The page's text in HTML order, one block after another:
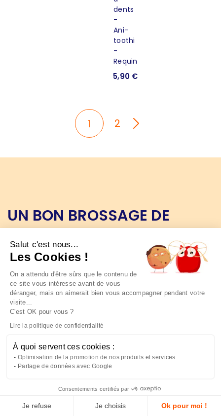
5,90 €
1 2
UN BON BROSSAGE DE
DENTS C’EST :
2 à 3 minutes, une bonne brosse à dents et un
dentifrice adapté. Mais c’est aussi un rangement
hygiénique de sa brosse à dents préférée ! Que ce soit
mural ou à poser, nos porte-brosses à dents
individuels ou doubles garderont votre brosse à dents
à l’abri et bien protégée. Avec notre sélection de porte-
brosses à dents originaux et colorés, aussi bien pour
adultes que pour enfants, toute la famille sera ravie de
D'ailleurs, nos porte-brosses à dents seront parfaits
comme idéecadeaupour une crémaillère !
Salut c'est nous...
Les Cookies !
On a attendu d'être sûrs que le contenu de
ce site vous intéresse avant de vous
déranger, mais on aimerait bien vous accompagner pendant votre
visite...
C'est OK pour vous ?
Lire la politique de confidentialité
À quoi servent ces cookies :
Optimisation de la promotion de nos produits et services
Partage de données avec Google
Consentements certifiés par
Je refuse Je choisis Ok pour moi !